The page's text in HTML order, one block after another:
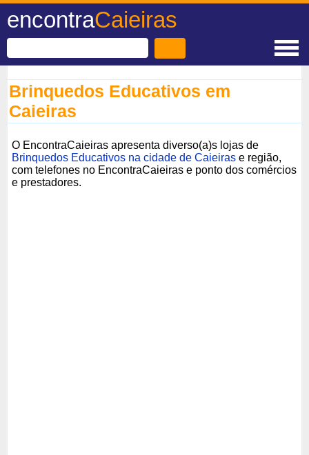
encontraCaieiras
Brinquedos Educativos em
Caieiras
O EncontraCaieiras apresenta diverso(a)s lojas de
Brinquedos Educativos na cidade de Caieiras e região,
com telefones no EncontraCaieiras e ponto dos comércios
e prestadores.